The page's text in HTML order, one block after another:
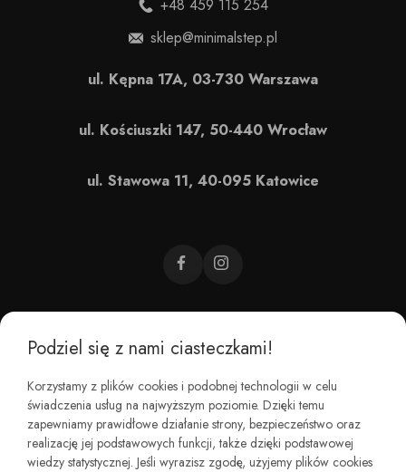
CZEMU BAREFOOT?
KIM JESTEŚMY?
+48 459 115 254
sklep@minimalstep.pl
ul. Kępna 17A, 03-730 Warszawa
ul. Kościuszki 147, 50-440 Wrocław
ul. Stawowa 11, 40-095 Katowice
Podziel się z nami ciasteczkami!
Korzystamy z plików cookies i podobnej technologii w celu
świadczenia usług na najwyższym poziomie. Dzięki temu
zapewniamy prawidłowe działanie strony, bezpieczeństwo oraz
realizację jej podstawowych funkcji, także dzięki podstawowej
wiedzy statystycznej. Jeśli wyrazisz zgodę, użyjemy plików cookies